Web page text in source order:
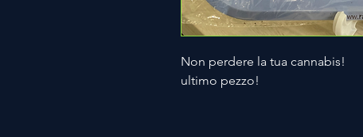
Non perdere la tua cannabis!
ultimo pezzo!